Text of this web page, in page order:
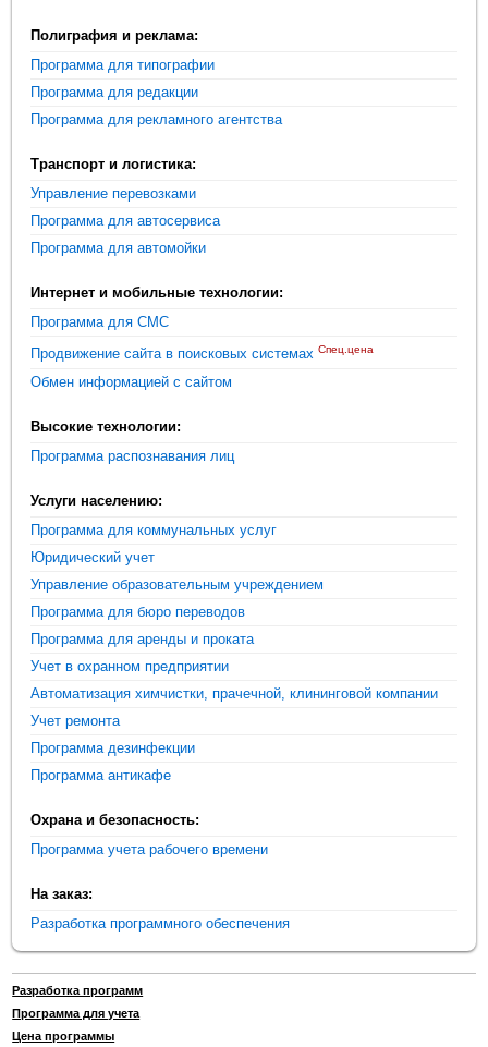
Полиграфия и реклама:
Программа для типографии
Программа для редакции
Программа для рекламного агентства
Транспорт и логистика:
Управление перевозками
Программа для автосервиса
Программа для автомойки
Интернет и мобильные технологии:
Программа для СМС
Продвижение сайта в поисковых системах Спец.цена
Обмен информацией с сайтом
Высокие технологии:
Программа распознавания лиц
Услуги населению:
Программа для коммунальных услуг
Юридический учет
Управление образовательным учреждением
Программа для бюро переводов
Программа для аренды и проката
Учет в охранном предприятии
Автоматизация химчистки, прачечной, клининговой компании
Учет ремонта
Программа дезинфекции
Программа антикафе
Охрана и безопасность:
Программа учета рабочего времени
На заказ:
Разработка программного обеспечения
Разработка программ
Программа для учета
Цена программы